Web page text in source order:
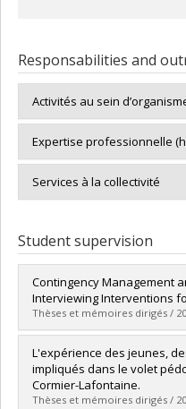
Responsabilities and
Activités au sein
Expertise professionnelle
Services à la collectivité
Student supervision
Contingency Management
Interviewing Interventions
Thèses et mémoires dirigés /
Graduate :Averill, Farah
Cycle :Doctoral
Grade :Ph. D.
Lien vers le document dans
L'expérience des jeunes,
impliqués dans le volet
Cormier-Lafontaine.
Thèses et mémoires dirigés /